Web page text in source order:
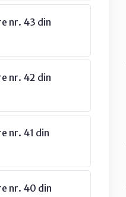
nr. 43 din
nr. 42 din
nr. 41 din
nr. 40 din